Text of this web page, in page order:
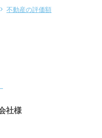
不動産の評価額
社様